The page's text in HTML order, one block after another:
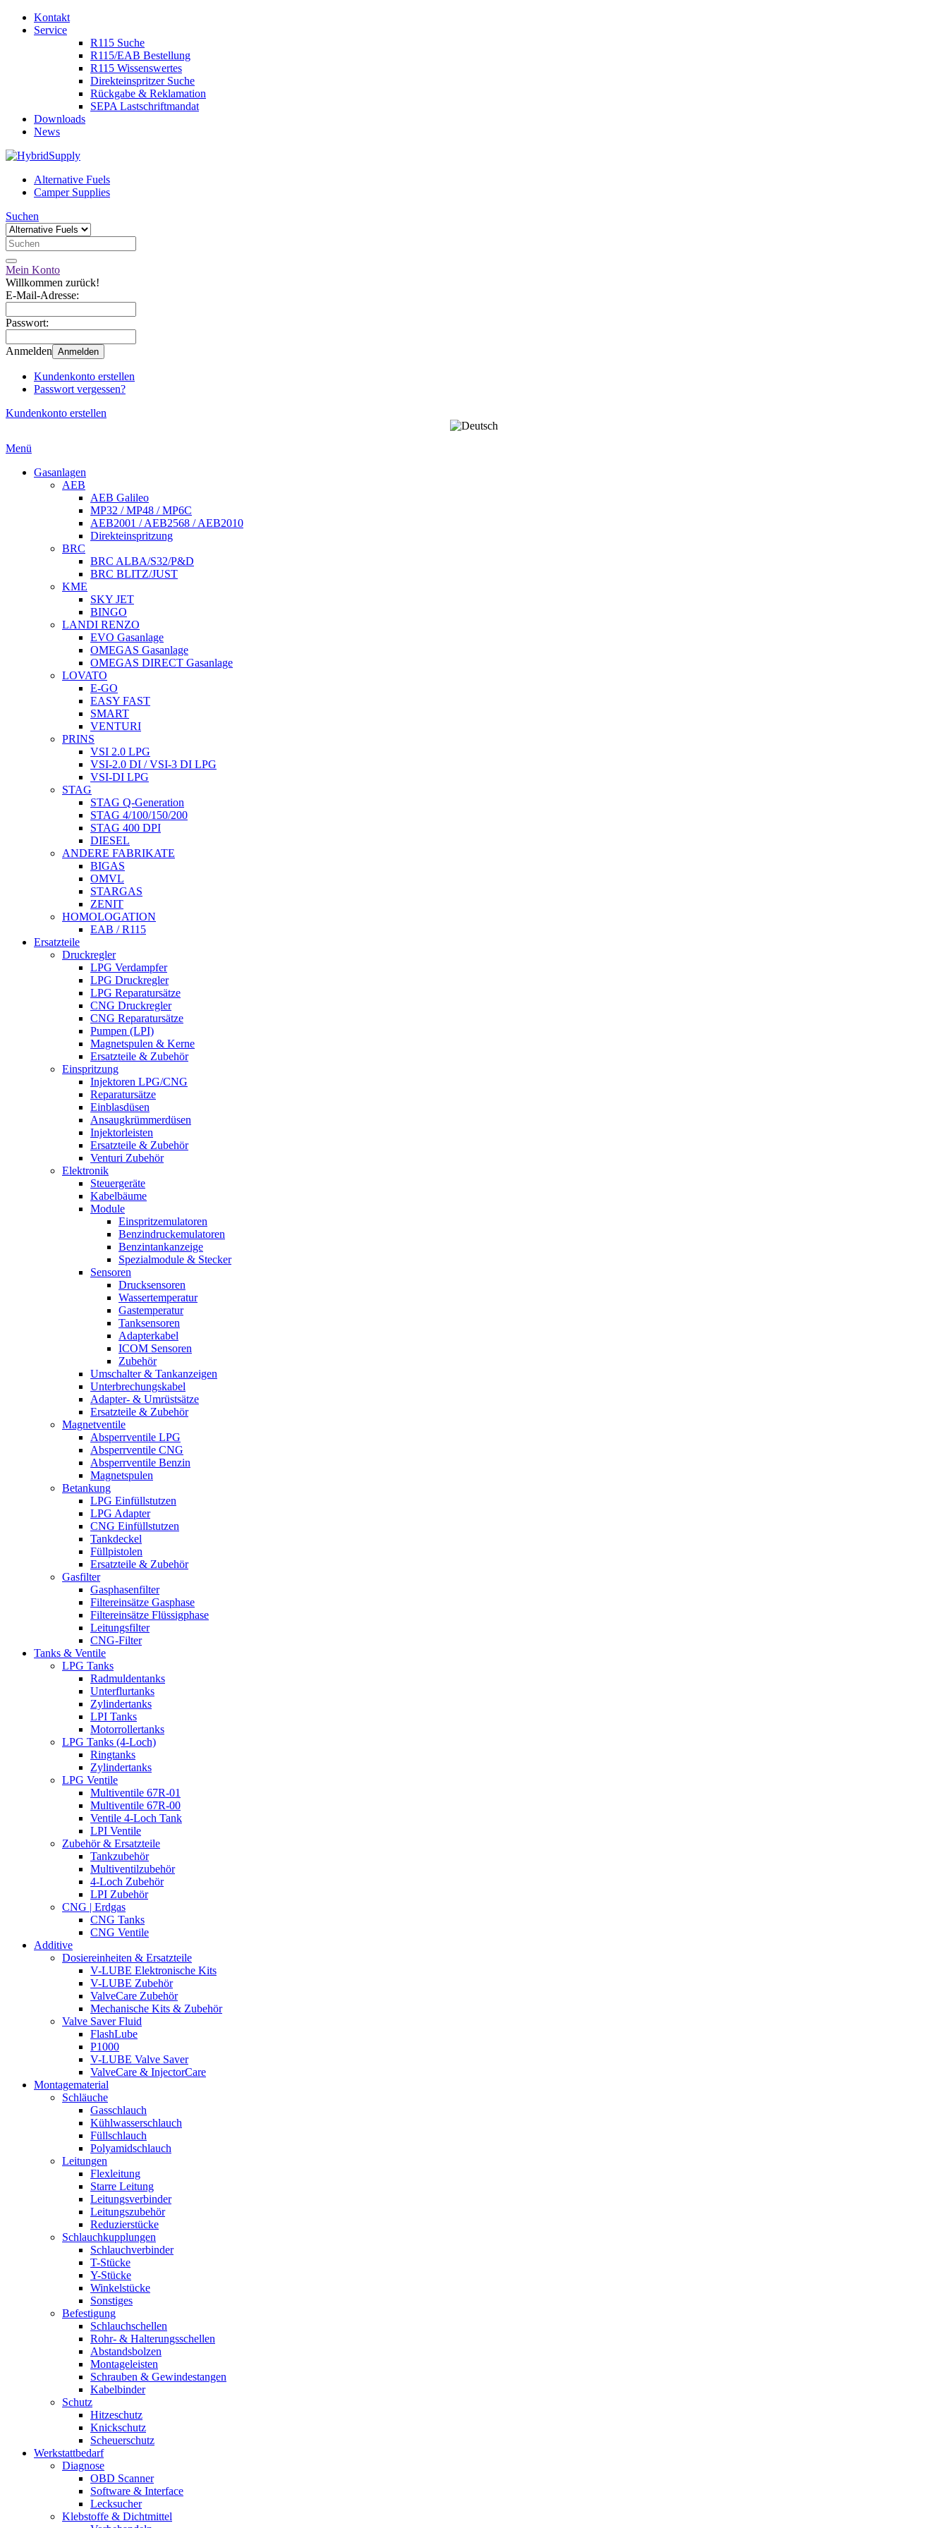
Kontakt
Service
R115 Suche
R115/EAB Bestellung
R115 Wissenswertes
Direkteinspritzer Suche
Rückgabe & Reklamation
SEPA Lastschriftmandat
Downloads
News
Alternative Fuels
Camper Supplies
Suchen
Mein Konto
Willkommen zurück!
E-Mail-Adresse:
Passwort:
Anmelden Anmelden
Kundenkonto erstellen
Passwort vergessen?
Kundenkonto erstellen
Menü
Gasanlagen
AEB
AEB Galileo
MP32 / MP48 / MP6C
AEB2001 / AEB2568 / AEB2010
Direkteinspritzung
BRC
BRC ALBA/S32/P&D
BRC BLITZ/JUST
KME
SKY JET
BINGO
LANDI RENZO
EVO Gasanlage
OMEGAS Gasanlage
OMEGAS DIRECT Gasanlage
LOVATO
E-GO
EASY FAST
SMART
VENTURI
PRINS
VSI 2.0 LPG
VSI-2.0 DI / VSI-3 DI LPG
VSI-DI LPG
STAG
STAG Q-Generation
STAG 4/100/150/200
STAG 400 DPI
DIESEL
ANDERE FABRIKATE
BIGAS
OMVL
STARGAS
ZENIT
HOMOLOGATION
EAB / R115
Ersatzteile
Druckregler
LPG Verdampfer
LPG Druckregler
LPG Reparatursätze
CNG Druckregler
CNG Reparatursätze
Pumpen (LPI)
Magnetspulen & Kerne
Ersatzteile & Zubehör
Einspritzung
Injektoren LPG/CNG
Reparatursätze
Einblasdüsen
Ansaugkrümmerdüsen
Injektorleisten
Ersatzteile & Zubehör
Venturi Zubehör
Elektronik
Steuergeräte
Kabelbäume
Module
Einspritzemulatoren
Benzindruckemulatoren
Benzintankanzeige
Spezialmodule & Stecker
Sensoren
Drucksensoren
Wassertemperatur
Gastemperatur
Tanksensoren
Adapterkabel
ICOM Sensoren
Zubehör
Umschalter & Tankanzeigen
Unterbrechungskabel
Adapter- & Umrüstsätze
Ersatzteile & Zubehör
Magnetventile
Absperrventile LPG
Absperrventile CNG
Absperrventile Benzin
Magnetspulen
Betankung
LPG Einfüllstutzen
LPG Adapter
CNG Einfüllstutzen
Tankdeckel
Füllpistolen
Ersatzteile & Zubehör
Gasfilter
Gasphasenfilter
Filtereinsätze Gasphase
Filtereinsätze Flüssigphase
Leitungsfilter
CNG-Filter
Tanks & Ventile
LPG Tanks
Radmuldentanks
Unterflurtanks
Zylindertanks
LPI Tanks
Motorrollertanks
LPG Tanks (4-Loch)
Ringtanks
Zylindertanks
LPG Ventile
Multiventile 67R-01
Multiventile 67R-00
Ventile 4-Loch Tank
LPI Ventile
Zubehör & Ersatzteile
Tankzubehör
Multiventilzubehör
4-Loch Zubehör
LPI Zubehör
CNG | Erdgas
CNG Tanks
CNG Ventile
Additive
Dosiereinheiten & Ersatzteile
V-LUBE Elektronische Kits
V-LUBE Zubehör
ValveCare Zubehör
Mechanische Kits & Zubehör
Valve Saver Fluid
FlashLube
P1000
V-LUBE Valve Saver
ValveCare & InjectorCare
Montagematerial
Schläuche
Gasschlauch
Kühlwasserschlauch
Füllschlauch
Polyamidschlauch
Leitungen
Flexleitung
Starre Leitung
Leitungsverbinder
Leitungszubehör
Reduzierstücke
Schlauchkupplungen
Schlauchverbinder
T-Stücke
Y-Stücke
Winkelstücke
Sonstiges
Befestigung
Schlauchschellen
Rohr- & Halterungsschellen
Abstandsbolzen
Montageleisten
Schrauben & Gewindestangen
Kabelbinder
Schutz
Hitzeschutz
Knickschutz
Scheuerschutz
Werkstattbedarf
Diagnose
OBD Scanner
Software & Interface
Lecksucher
Klebstoffe & Dichtmittel